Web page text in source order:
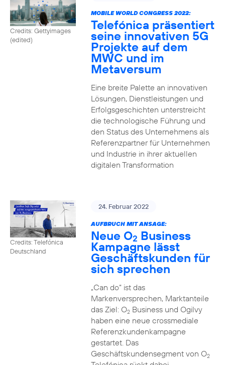
Credits: Gettyimages
(edited)
MOBILE WORLD CONGRESS 2022:
Telefónica präsentiert
seine innovativen 5G
Projekte auf dem
MWC und im
Metaversum
Eine breite Palette an innovativen
Lösungen, Dienstleistungen und
Erfolgsgeschichten unterstreicht
die technologische Führung und
den Status des Unternehmens als
Referenzpartner für Unternehmen
und Industrie in ihrer aktuellen
digitalen Transformation
Credits: Telefónica
Deutschland
24. Februar 2022
AUFBRUCH MIT ANSAGE:
Neue O2 Business
Kampagne lässt
Geschäftskunden für
sich sprechen
„Can do“ ist das
Markenversprechen, Marktanteile
das Ziel: O2Business und Ogilvy
haben eine neue crossmediale
Referenzkundenkampagne
gestartet. Das
Geschäftskundensegment von O2